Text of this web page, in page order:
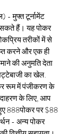
- मुफ्त टूर्नामेंट
हैं। यह पोकर
तरीकों में से
करने और एक ही
की अनुमति देता
का खेल.
रूम में पंजीकरण के
के लिए, आप
888पोकर पर $88
- अन्य पोकर